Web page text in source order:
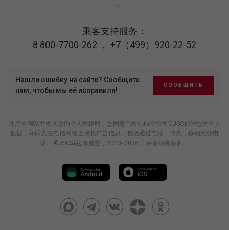
乘客支持服务：
8 800-7700-262 ， +7（499）920-22-52
Нашли ошибку на сайте? Сообщите
нам, чтобы мы её исправили!
СООБЩИТЬ
使用本网站并输入您的个人数据时，您同意乌拉尔航空公司OJSC处理您的个人
数据，并同意在电信网络上接收广告信息，包括通过电话，传真，移动无线电
话。 ©JSC乌拉尔航空，2013- 2026 。保留所有权利。